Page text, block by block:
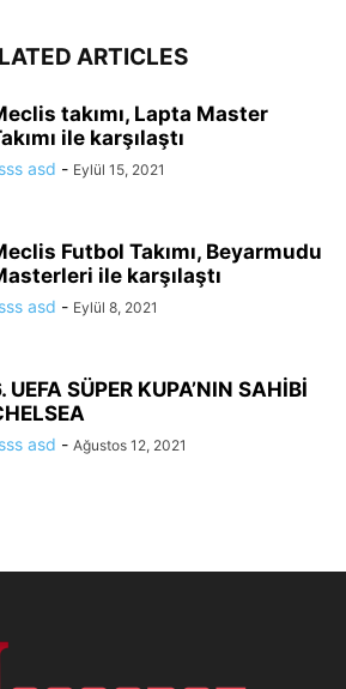
ARTICLES
takımı, Lapta Master
ile karşılaştı
asd - Eylül 15, 2021
Futbol Takımı, Beyarmudu
ile karşılaştı
asd - Eylül 8, 2021
UEFA SÜPER KUPA’NIN SAHİBİ
asd - Ağustos 12, 2021